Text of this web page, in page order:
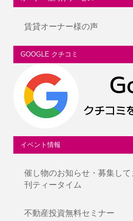
賃貸オーナー様の声
GOOGLE クチコミ
イベント情報
催し物のお知らせ・募集し
刊ティータイム
不動産投資無料セミナー